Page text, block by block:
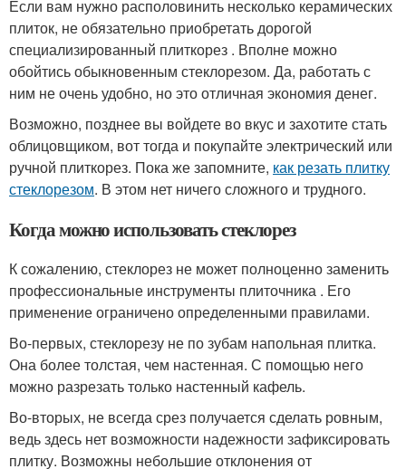
Если вам нужно располовинить несколько керамических
плиток, не обязательно приобретать дорогой
специализированный плиткорез . Вполне можно
обойтись обыкновенным стеклорезом. Да, работать с
ним не очень удобно, но это отличная экономия денег.
Возможно, позднее вы войдете во вкус и захотите стать
облицовщиком, вот тогда и покупайте электрический или
ручной плиткорез. Пока же запомните, как резать плитку
стеклорезом. В этом нет ничего сложного и трудного.
Когда можно использовать стеклорез
К сожалению, стеклорез не может полноценно заменить
профессиональные инструменты плиточника . Его
применение ограничено определенными правилами.
Во-первых, стеклорезу не по зубам напольная плитка.
Она более толстая, чем настенная. С помощью него
можно разрезать только настенный кафель.
Во-вторых, не всегда срез получается сделать ровным,
ведь здесь нет возможности надежности зафиксировать
плитку. Возможны небольшие отклонения от